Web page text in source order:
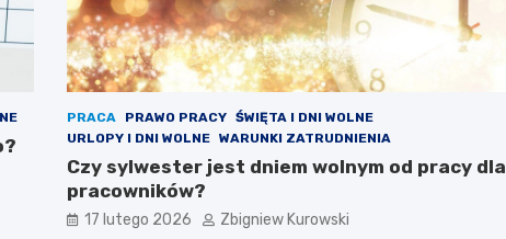
PRACA PRAWO PRACY ŚWIĘTA I DNI WOLNE
URLOPY I DNI WOLNE WARUNKI ZATRUDNIENIA
Czy sylwester jest dniem wolnym od pracy dla
pracowników?
17 lutego 2026 Zbigniew Kurowski